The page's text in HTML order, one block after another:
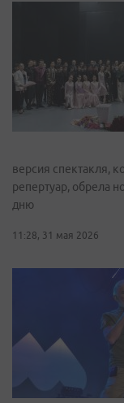
версия спектакля,
репертуар, обрела
дню
11:28, 31 мая 2026